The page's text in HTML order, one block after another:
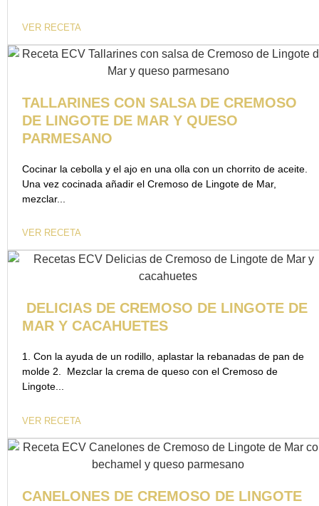
VER RECETA
TALLARINES CON SALSA DE CREMOSO
DE LINGOTE DE MAR Y QUESO
PARMESANO
Cocinar la cebolla y el ajo en una olla con un chorrito de aceite.
Una vez cocinada añadir el Cremoso de Lingote de Mar,
mezclar...
VER RECETA
DELICIAS DE CREMOSO DE LINGOTE DE
MAR Y CACAHUETES
1. Con la ayuda de un rodillo, aplastar la rebanadas de pan de
molde 2. Mezclar la crema de queso con el Cremoso de
Lingote...
VER RECETA
CANELONES DE CREMOSO DE LINGOTE